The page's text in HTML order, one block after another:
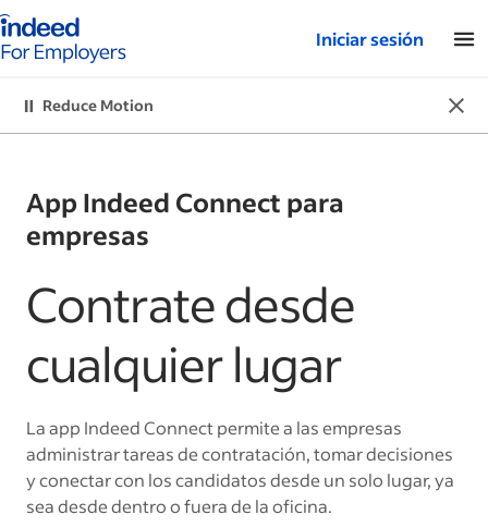
de inicio de Indeed: para empresas
Iniciar sesión
Reduce Motion
Reduce Motion
App Indeed Connect para
empresas
Contrate desde
cualquier lugar
La app Indeed Connect permite a las empresas
administrar tareas de contratación, tomar decisiones
y conectar con los candidatos desde un solo lugar, ya
sea desde dentro o fuera de la oficina.